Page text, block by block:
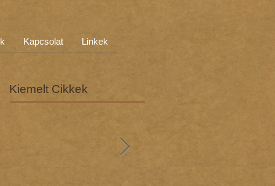
Kapcsolat Linkek
Kiemelt Cikkek